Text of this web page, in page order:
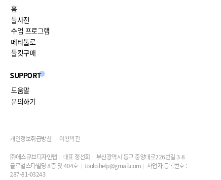
홈
툴사전
수업 프로그램
메타툴로
툴킷구매
SUPPORT
도움말
문의하기
개인정보취급방침 이용약관
㈜에스큐브디자인랩 대표 정선희
부산광역시 동구 중앙대로226번길 3-8
글로벌스타빌딩 8층 및 404호
toolo.help@gmail.com
사업자 등록번호 :
287-81-03243